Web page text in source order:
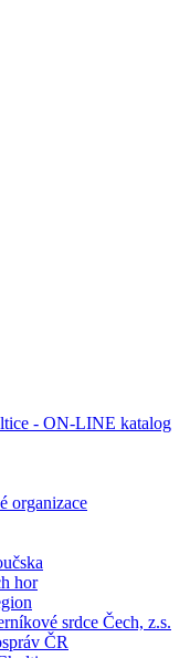
- ON-LINE katalog
organizace
hor
srdce Čech, z.s.
ČR